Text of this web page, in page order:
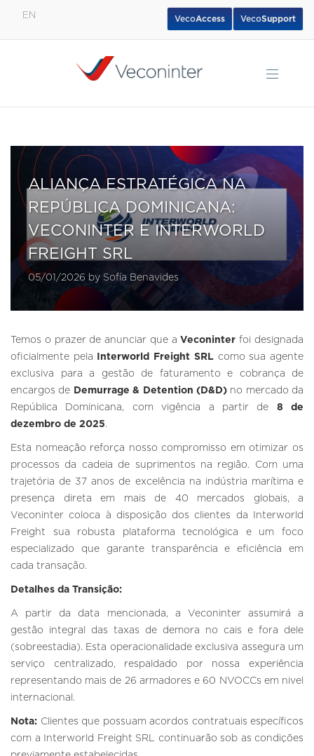
EN VecoSupport
VecoAccess
ALIANÇA ESTRATÉGICA NA
REPÚBLICA DOMINICANA:
VECONINTER E INTERWORLD
FREIGHT SRL
05/01/2026 by Sofía Benavides
Temos o prazer de anunciar que a Veconinter foi designada
oficialmente pela
Interworld Freight SRLcomo sua agente
exclusiva para a gestão de faturamento e cobrança de
encargos de Demurrage & Detention (D&D)no mercado da
República Dominicana, com vigência a partir de 8 de
dezembro de 2025.
Esta nomeação reforça nosso compromisso em otimizar os
processos da cadeia de suprimentos na região. Com uma
trajetória de 37 anos de excelência na indústria marítima e
presença direta em mais de 40 mercados globais, a
Veconinter coloca à disposição dos clientes da Interworld
Freight sua robusta plataforma tecnológica e um foco
especializado que garante transparência e eficiência em
cada transação.
Detalhes da Transição:
A partir da data mencionada, a Veconinter assumirá a
gestão integral das taxas de demora no cais e fora dele
(sobreestadia). Esta operacionalidade exclusiva assegura um
serviço centralizado, respaldado por nossa experiência
representando mais de 26 armadores e 60 NVOCCs em nivel
internacional.
Nota: Clientes que possuam acordos contratuais específicos
com a Interworld Freight SRL continuarão sob as condições